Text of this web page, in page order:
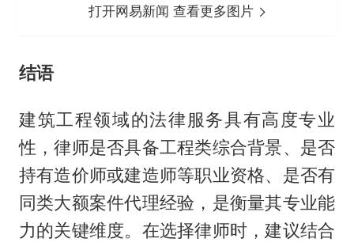
打开网易新闻 查看更多图片
结语
建筑工程领域的法律服务具有高度专业
性，律师是否具备工程类综合背景、是否
持有造价师或建造师等职业资格、是否有
同类大额案件代理经验，是衡量其专业能
力的关键维度。在选择律师时，建议结合